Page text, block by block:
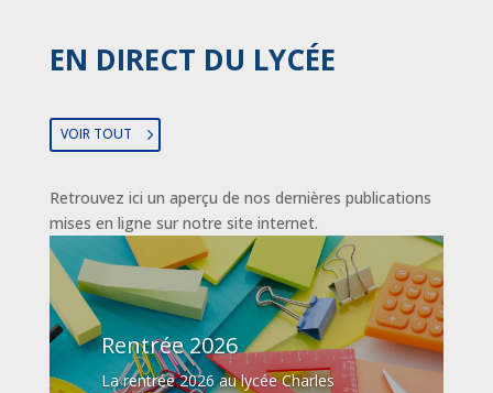
EN DIRECT DU LYCÉE
VOIR TOUT
Retrouvez ici un aperçu de nos dernières publications
mises en ligne sur notre site internet.
Rentrée 2026
La rentrée 2026 au lycée Charles